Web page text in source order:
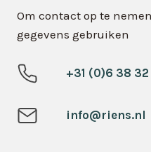
Om contact op te
gegevens gebruiken
+31 (0)6 38
info@riens.nl